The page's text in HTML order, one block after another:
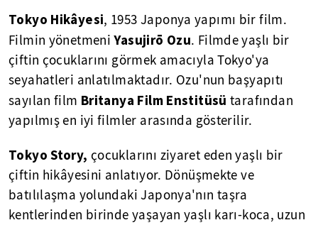
Tokyo Hikâyesi, 1953 Japonya yapımı bir film.
Filmin yönetmeniYasujirō Ozu. Filmde yaşlı bir
çiftin çocuklarını görmek amacıyla Tokyo'ya
seyahatleri anlatılmaktadır. Ozu'nun başyapıtı
sayılan film Britanya Film Enstitüsü tarafından
yapılmış en iyi filmler arasında gösterilir.
Tokyo Story, çocuklarını ziyaret eden yaşlı bir
çiftin hikâyesini anlatıyor. Dönüşmekte ve
batılılaşma yolundaki Japonya'nın taşra
kentlerinden birinde yaşayan yaşlı karı-koca, uzun